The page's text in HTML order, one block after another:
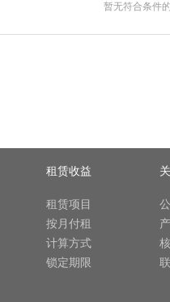
暂无符合条件
租赁收益
租赁项目
按月付租
计算方式
锁定期限